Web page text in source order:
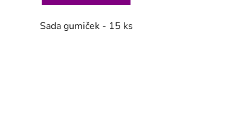
Sada gumiček - 15 ks